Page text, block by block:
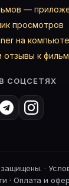
—
просмотров
на
отзывы к
СОЦСЕТЯХ
·
· Оплата и